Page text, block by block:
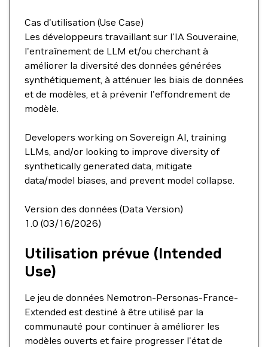
Cas d'utilisation (Use Case)
Les développeurs travaillant sur l'IA Souveraine,
l'entraînement de LLM et/ou cherchant à
améliorer la diversité des données générées
synthétiquement, à atténuer les biais de données
et de modèles, et à prévenir l'effondrement de
modèle.
Developers working on Sovereign AI, training
LLMs, and/or looking to improve diversity of
synthetically generated data, mitigate
data/model biases, and prevent model collapse.
Version des données (Data Version)
1.0 (03/16/2026)
Utilisation prévue (Intended
Use)
Le jeu de données Nemotron-Personas-France-
Extended est destiné à être utilisé par la
communauté pour continuer à améliorer les
modèles ouverts et faire progresser l'état de